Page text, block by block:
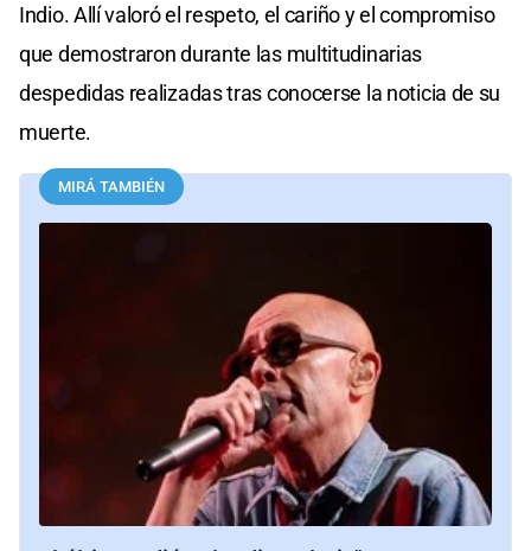
Indio. Allí valoró el respeto, el cariño y el compromiso
que demostraron durante las multitudinarias
despedidas realizadas tras conocerse la noticia de su
muerte.
MIRÁ TAMBIÉN